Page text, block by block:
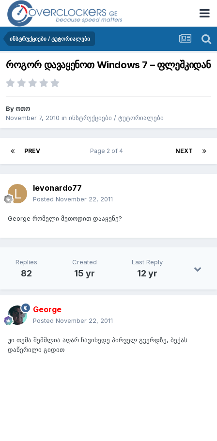
ინსტრუქციები / ტუტორიალები
როგორ დავაყენოთ Windows 7 – ფლეშკიდან
Byოთო
November 7, 2010 in ინსტრუქციები / ტუტორიალები
PREV NEXT
Page 2 of 4
levonardo77
Posted November 22, 2011
George რომელი მეთოდით დააყენე?
Replies
82
Created
15 yr
Last Reply
12 yr
George
Posted November 22, 2011
უი თემა შემშლია აღარ ჩავიხედე პირველ გვერდზე, ბექას
დაწერილი გიდით